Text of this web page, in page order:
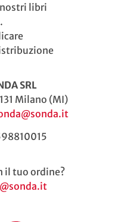
libri
SRL
Milano (MI)
il tuo ordine?